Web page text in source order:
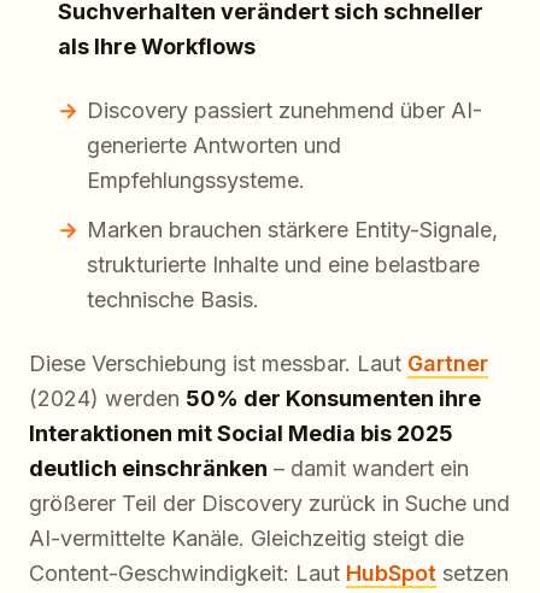
Suchverhalten verändert sich schneller
als Ihre Workflows
Discovery passiert zunehmend über AI-
generierte Antworten und
Empfehlungssysteme.
Marken brauchen stärkere Entity-Signale,
strukturierte Inhalte und eine belastbare
technische Basis.
Diese Verschiebung ist messbar. Laut Gartner
(2024) werden 50% der Konsumenten ihre
Interaktionen mit Social Media bis 2025
deutlich einschränken – damit wandert ein
größerer Teil der Discovery zurück in Suche und
AI-vermittelte Kanäle. Gleichzeitig steigt die
Content-Geschwindigkeit: Laut HubSpot setzen